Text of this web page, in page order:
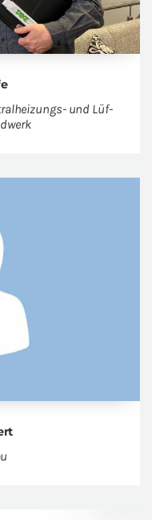
und Lüf­